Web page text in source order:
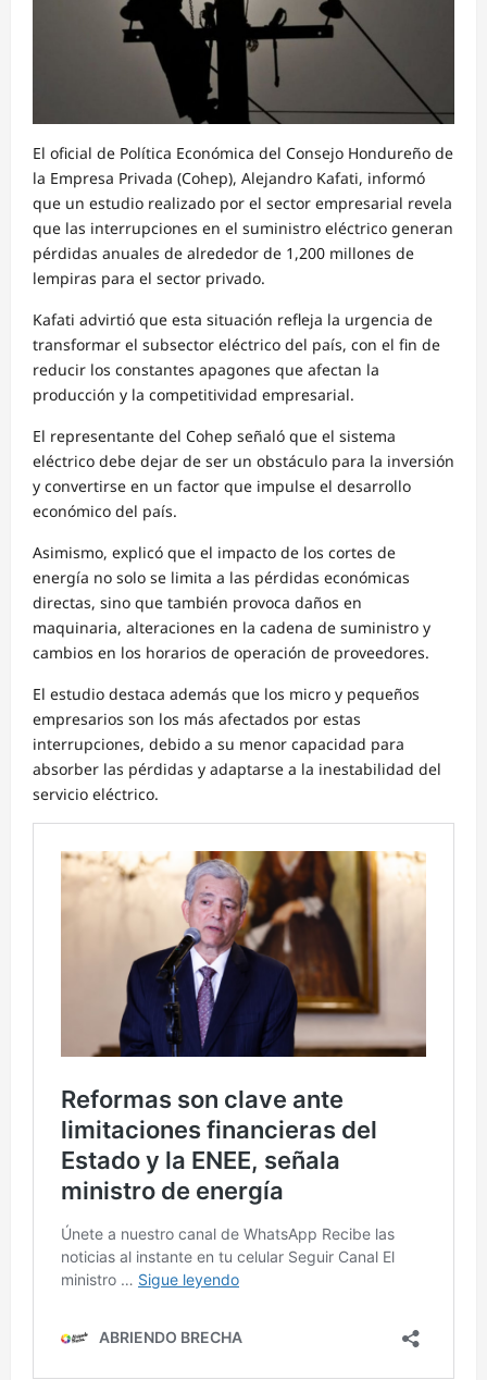
El oficial de Política Económica del Consejo Hondureño de
la Empresa Privada (Cohep), Alejandro Kafati, informó
que un estudio realizado por el sector empresarial revela
que las interrupciones en el suministro eléctrico generan
pérdidas anuales de alrededor de 1,200 millones de
lempiras para el sector privado.
Kafati advirtió que esta situación refleja la urgencia de
transformar el subsector eléctrico del país, con el fin de
reducir los constantes apagones que afectan la
producción y la competitividad empresarial.
El representante del Cohep señaló que el sistema
eléctrico debe dejar de ser un obstáculo para la inversión
y convertirse en un factor que impulse el desarrollo
económico del país.
Asimismo, explicó que el impacto de los cortes de
energía no solo se limita a las pérdidas económicas
directas, sino que también provoca daños en
maquinaria, alteraciones en la cadena de suministro y
cambios en los horarios de operación de proveedores.
El estudio destaca además que los micro y pequeños
empresarios son los más afectados por estas
interrupciones, debido a su menor capacidad para
absorber las pérdidas y adaptarse a la inestabilidad del
servicio eléctrico.